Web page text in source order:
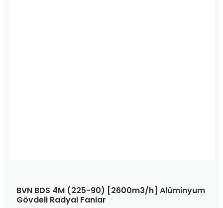
BVN BDS 4M (225-90) [2600m3/h] Alüminyum
Gövdeli Radyal Fanlar